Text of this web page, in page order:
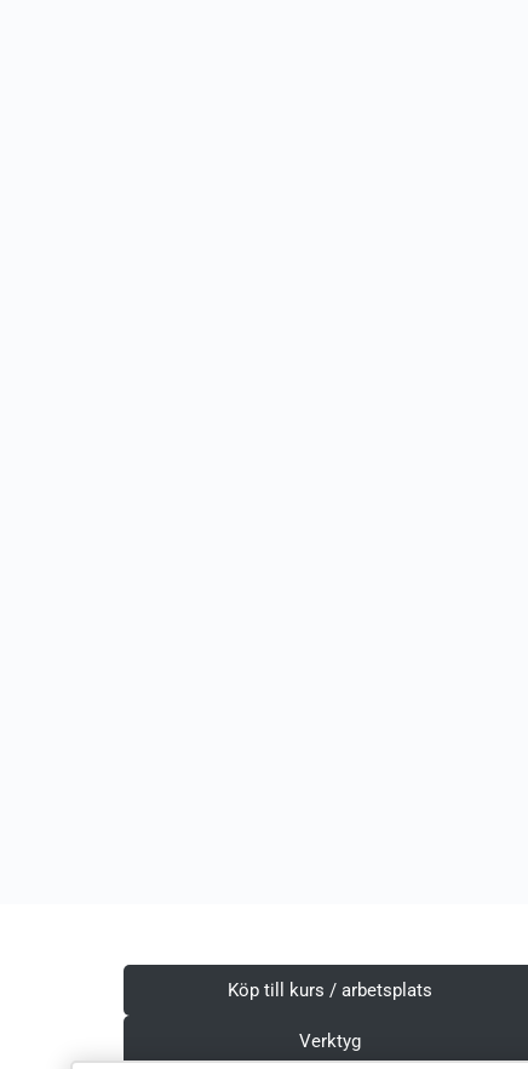
Köp till kurs / arbetsplats
Verktyg